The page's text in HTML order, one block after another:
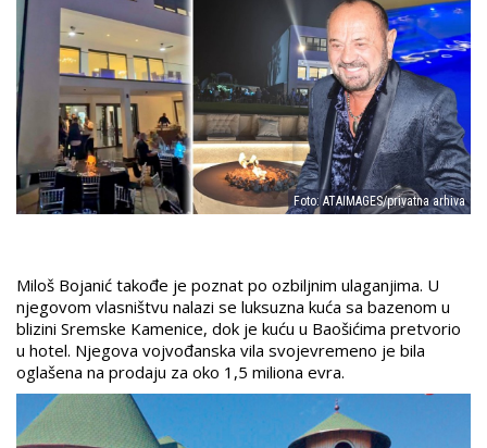
Foto: ATAIMAGES/privatna arhiva
Miloš Bojanić takođe je poznat po ozbiljnim ulaganjima. U
njegovom vlasništvu nalazi se luksuzna kuća sa bazenom u
blizini Sremske Kamenice, dok je kuću u Baošićima pretvorio
u hotel. Njegova vojvođanska vila svojevremeno je bila
oglašena na prodaju za oko 1,5 miliona evra.